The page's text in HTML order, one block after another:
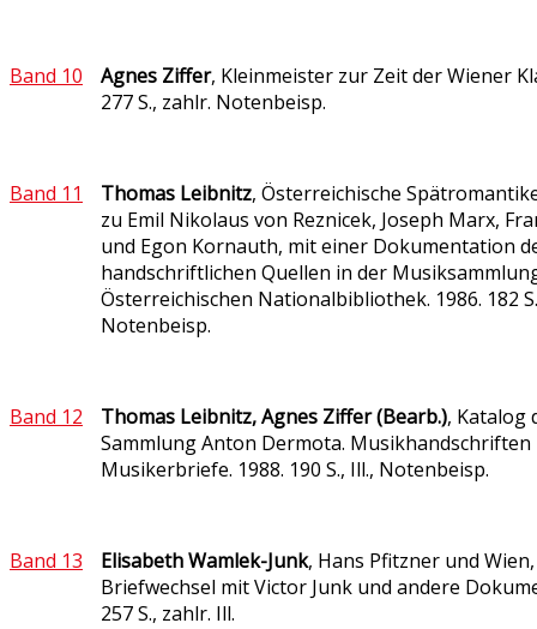
Band 10 Agnes Ziffer, Kleinmeister zur Zeit der Wiener
277 S., zahlr. Notenbeisp.
Band 11 Thomas Leibnitz, Österreichische
zu Emil Nikolaus von Reznicek, Joseph Marx,
und Egon Kornauth, mit einer Dokumentation
handschriftlichen Quellen in der
Österreichischen Nationalbibliothek. 1986. 182
Notenbeisp.
Band 12 Thomas Leibnitz, Agnes Ziffer (Bearb.), Katalog
Sammlung Anton Dermota. Musikhandschriften
Musikerbriefe. 1988. 190 S., Ill., Notenbeisp.
Band 13 Elisabeth Wamlek-Junk, Hans Pfitzner und
Briefwechsel mit Victor Junk und andere
257 S., zahlr. Ill.